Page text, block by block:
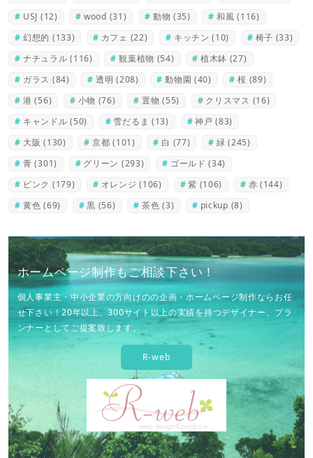
USJ (12) wood (31) 動物 (35) 和風 (116)
幻想的 (133) カフェ (22) キッチン (10) 椅子 (33)
ナチュラル (116) 観葉植物 (54) 植木鉢 (27)
ガラス (84) 透明 (208) 動物園 (40) 桜 (89)
港 (56) 小物 (76) 置物 (55) クリスマス (16)
キャンドル (50) 雪だるま (13) 神戸 (83)
大阪 (130) 京都 (101) 白 (77) 緑 (245)
青 (301) グリーン (293) ゴールド (34)
ピンク (179) オレンジ (106) 紫 (106) 赤 (144)
黄色 (69) 黒 (56) 茶色 (3) pickup (8)
ホームページ制作もご相談下さい！
個人事業主・中小企業の方向けのの企画・ホームページ制作ならお任
せ下さい！20年以上、300サイト以上の実績を持つデザイナー、プラ
ンナーとしてご提案致します。
R-web